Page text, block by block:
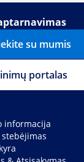
su mumis
portalas
informacija
stebėjimas